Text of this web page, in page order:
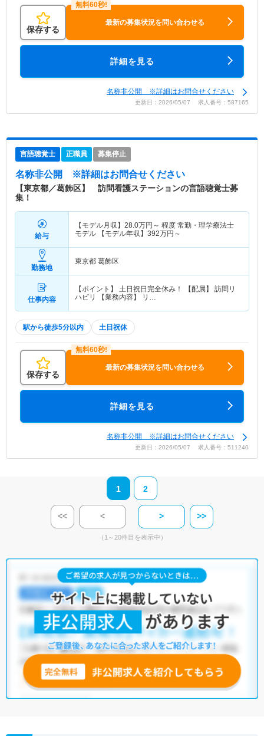
保存する
最新の募集状況を問い合わせる
詳細を見る
名称非公開 ※詳細はお問合せください
更新日：2026/05/07 求人番号：587165
言語聴覚士 正職員 募集停止
名称非公開 ※詳細はお問合せください
【東京都／葛飾区】 訪問看護ステーションの言語聴覚士募
集！
給与
【モデル月収】 28.0万円～ 程度 常勤・理学療法士
モデル 【モデル年収】 392万円～
勤務地
東京都 葛飾区
仕事内容
【ポイント】 土日祝日完全休み！ 【配属】 訪問リ
ハビリ 【業務内容】 リ…
駅から徒歩5分以内 土日祝休
保存する
最新の募集状況を問い合わせる
詳細を見る
名称非公開 ※詳細はお問合せください
更新日：2026/05/07 求人番号：511240
1 2
<< < > >>
（1～20件目を表示中）